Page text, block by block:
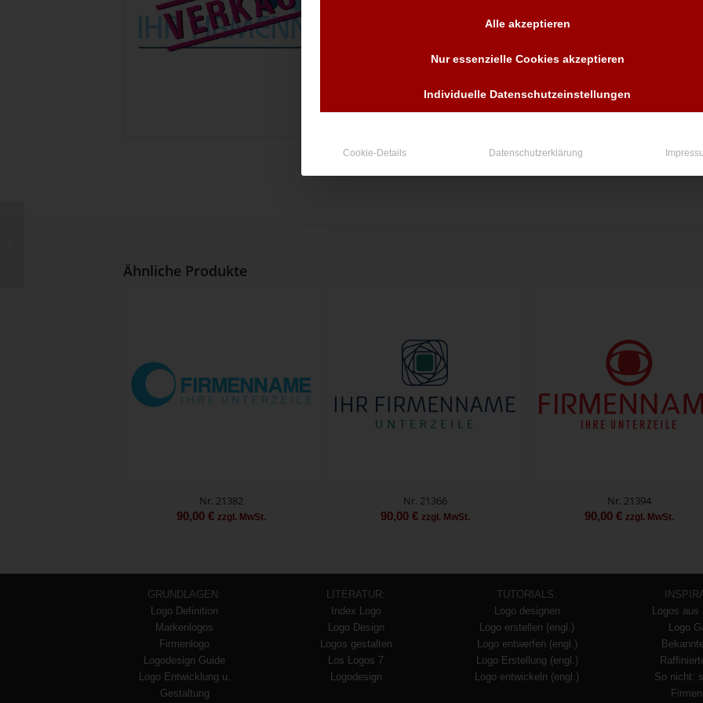
Ähnliche Produkte
Nr. 21382
90,00 € zzgl. MwSt.
Nr. 21366
90,00 € zzgl. MwSt.
Nr. 21394
90,00 € zzgl. MwSt.
GRUNDLAGEN:
Logo Definition
Markenlogos
Firmenlogo
Logodesign Guide
Logo Entwicklung u.
Gestaltung
LITERATUR:
Index Logo
Logo Design
Logos gestalten
Los Logos 7
Logodesign
TUTORIALS:
Logo designen
Logo erstellen (engl.)
Logo entwerfen (engl.)
Logo Erstellung (engl.)
Logo entwickeln (engl.)
Logos
Logo
So nicht:
Alle akzeptieren
Nur essenzielle Cookies akzeptieren
Individuelle Datenschutzeinstellungen
Cookie-Details Datenschutzerklärung